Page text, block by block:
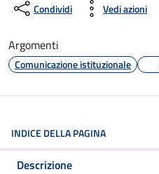
Condividi Vedi azioni
Argomenti
Comunicazione istituzionale
INDICE DELLA PAGINA
Descrizione